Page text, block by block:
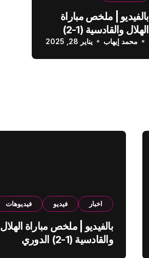
بالفيديو | ملخص مباراة
الهلال والقادسية (1-2)
الدوري السعودي
محمد إيهاب يناير 28, 2025
اخبار فيديو فيديوهات
بالفيديو | ملخص مباراة الهلال
والقادسية (1-2) الدوري